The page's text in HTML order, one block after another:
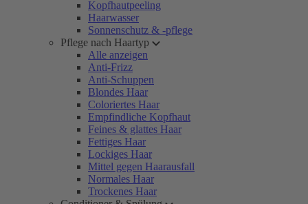
Kopfhautpeeling
Haarwasser
Sonnenschutz & -pflege
Pflege nach Haartyp
Alle anzeigen
Anti-Frizz
Anti-Schuppen
Blondes Haar
Coloriertes Haar
Empfindliche Kopfhaut
Feines & glattes Haar
Fettiges Haar
Lockiges Haar
Mittel gegen Haarausfall
Normales Haar
Trockenes Haar